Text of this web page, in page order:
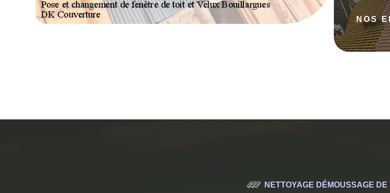
NOS
NETTOYAGE DÉMOUSSAGE DE